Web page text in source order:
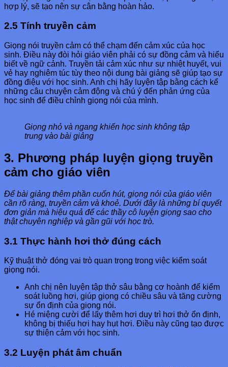
hợp lý, sẽ tạo nên sự cân bằng hoàn hảo.
2.5 Tính truyền cảm
Giọng nói truyền cảm có thể chạm đến cảm xúc của học
sinh. Điều này đòi hỏi giáo viên phải có sự đồng cảm và hiểu
biết về ngữ cảnh. Truyền tải cảm xúc như sự nhiệt huyết, vui
vẻ hay nghiêm túc tùy theo nội dung bài giảng sẽ giúp tạo sự
đồng điệu với học sinh. Anh chị hãy luyện tập bằng cách kể
những câu chuyện cảm động và chú ý đến phản ứng của
học sinh để điều chỉnh giọng nói của mình.
Giọng nhỏ và ngang khiến học sinh không tập
trung vào bài giảng
3. Phương pháp luyện giọng truyền
cảm cho giáo viên
Để bài giảng thêm phần cuốn hút, giọng nói của giáo viên
cần rõ ràng, truyền cảm và khoẻ. Dưới đây là những bí quyết
đơn giản mà hiệu quả để các thầy cô luyện giọng sao cho
thật chuyên nghiệp và gần gũi với học trò.
3.1 Thực hành hơi thở đúng cách
Kỹ thuật thở đóng vai trò quan trọng trong việc kiểm soát
giọng nói.
Anh chị nên luyện tập thở sâu bằng cơ hoành để kiểm
soát luồng hơi, giúp giọng có chiều sâu và tăng cường
sự ổn định của giọng nói.
Hé miệng cười để lấy thêm hơi duy trì hơi thở ổn định,
không bị thiếu hơi hay hụt hơi. Điều này cũng tạo được
sự thiện cảm với học sinh.
3.2 Luyện phát âm chuẩn